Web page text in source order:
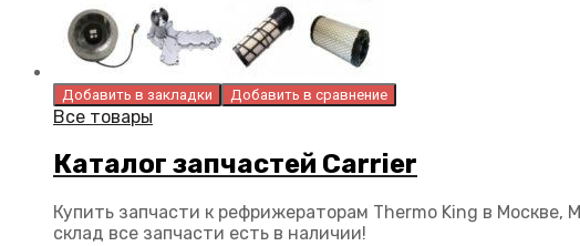
Добавить в закладки Добавить в сравнение
Все товары
Каталог запчастей Carrier
Купить запчасти к рефрижераторам Thermo King в
склад все запчасти есть в наличии!